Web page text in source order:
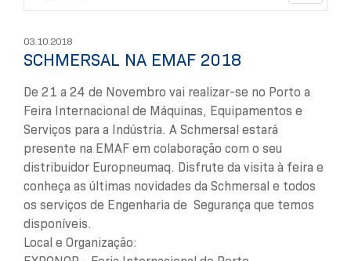
03.10.2018
SCHMERSAL NA EMAF 2018
De 21 a 24 de Novembro vai realizar-se no Porto a
Feira Internacional de Máquinas, Equipamentos e
Serviços para a Indústria. A Schmersal estará
presente na EMAF em colaboração com o seu
distribuidor Europneumaq. Disfrute da visita à feira e
conheça as últimas novidades da Schmersal e todos
os serviços de Engenharia de Segurança que temos
disponíveis.
Local e Organização: